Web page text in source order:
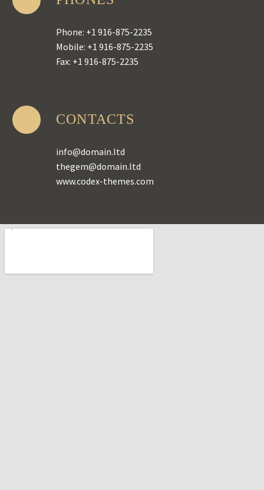
Phone: +1 916-875-2235
Mobile: +1 916-875-2235
Fax: +1 916-875-2235
CONTACTS
info@domain.ltd
thegem@domain.ltd
www.codex-themes.com